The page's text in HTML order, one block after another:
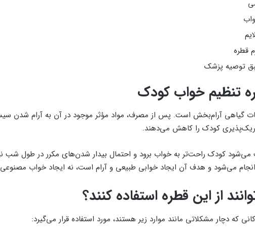
قطره
توصیه پزشک
تنظیم خواب کودک
گیاهی آرام‌بخش است. پس از مصرف، مواد مؤثر موجود در آن به آرام شدن
کودک را کاهش می‌دهند.
کودک راحت‌تر به خواب برود و احتمال بیدار شدن‌های مکرر در طول شب
می‌شود و هدف آن ایجاد خوابی طبیعی و آرام است، نه ایجاد خواب
از این قطره استفاده کنند؟
که دچار مشکلاتی مانند موارد زیر هستند، مورد استفاده قرار می‌گیرد: